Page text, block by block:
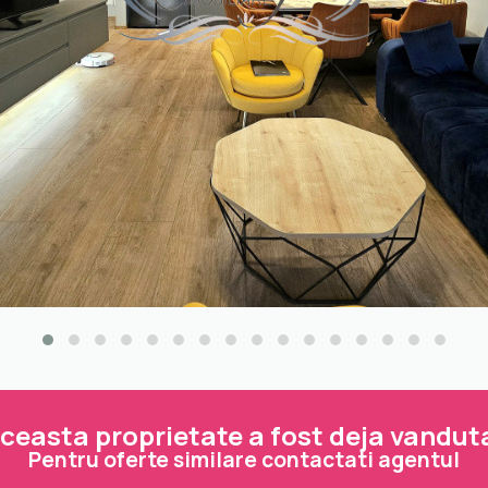
proprietate a fost deja
Pentru oferte similare contactati agentul